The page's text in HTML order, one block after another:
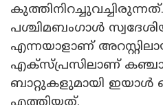
പശ്ചിമബംഗാൾ
എന്നയാളാണ്
എക്‌സ്പ്രസിലാണ്
ബാറ്റുകളുമായി ഇയാൾ